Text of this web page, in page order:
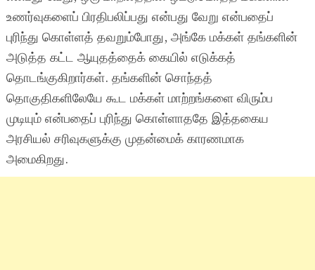
உணர்வுகளைப் பிரதிபலிப்பது என்பது வேறு என்பதைப்
புரிந்து கொள்ளத் தவறும்போது, அங்கே மக்கள் தங்களின்
அடுத்த கட்ட ஆயுதத்தைக் கையில் எடுக்கத்
தொடங்குகிறார்கள். தங்களின் சொந்தத்
தொகுதிகளிலேயே கூட மக்கள் மாற்றங்களை விரும்ப
முடியும் என்பதைப் புரிந்து கொள்ளாததே இத்தகைய
அரசியல் சரிவுகளுக்கு முதன்மைக் காரணமாக
அமைகிறது.